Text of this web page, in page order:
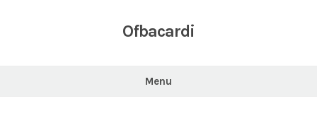
Ofbacardi
Menu